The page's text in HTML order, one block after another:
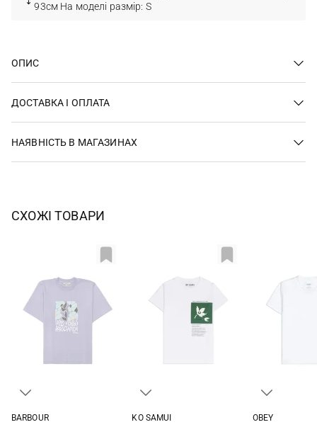
93см На моделі размір: S
ОПИС
ДОСТАВКА І ОПЛАТА
НАЯВНІСТЬ В МАГАЗИНАХ
СХОЖІ ТОВАРИ
BARBOUR
KO SAMUI
OBEY